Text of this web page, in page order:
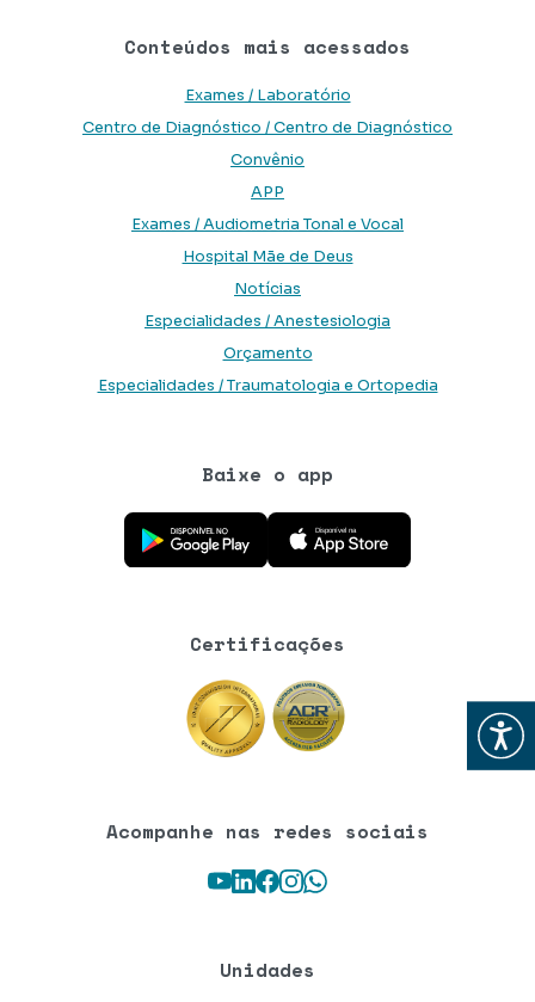
Abrir
Conteúdos mais acessados
Exames / Laboratório
Centro de Diagnóstico / Centro de Diagnóstico
Convênio
APP
Exames / Audiometria Tonal e Vocal
Hospital Mãe de Deus
Notícias
Especialidades / Anestesiologia
Orçamento
Especialidades / Traumatologia e Ortopedia
Baixe o app
Baixe o aplicativo na Google Play Store
Baixe o aplicativo na App Store
Certificações
Acompanhe nas redes sociais
Youtube
LinkedIn
Facebook
Instagram
WhatsApp
Unidades